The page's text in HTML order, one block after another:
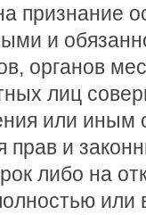
признание
и
органов
лиц
или иным
и
либо на
или